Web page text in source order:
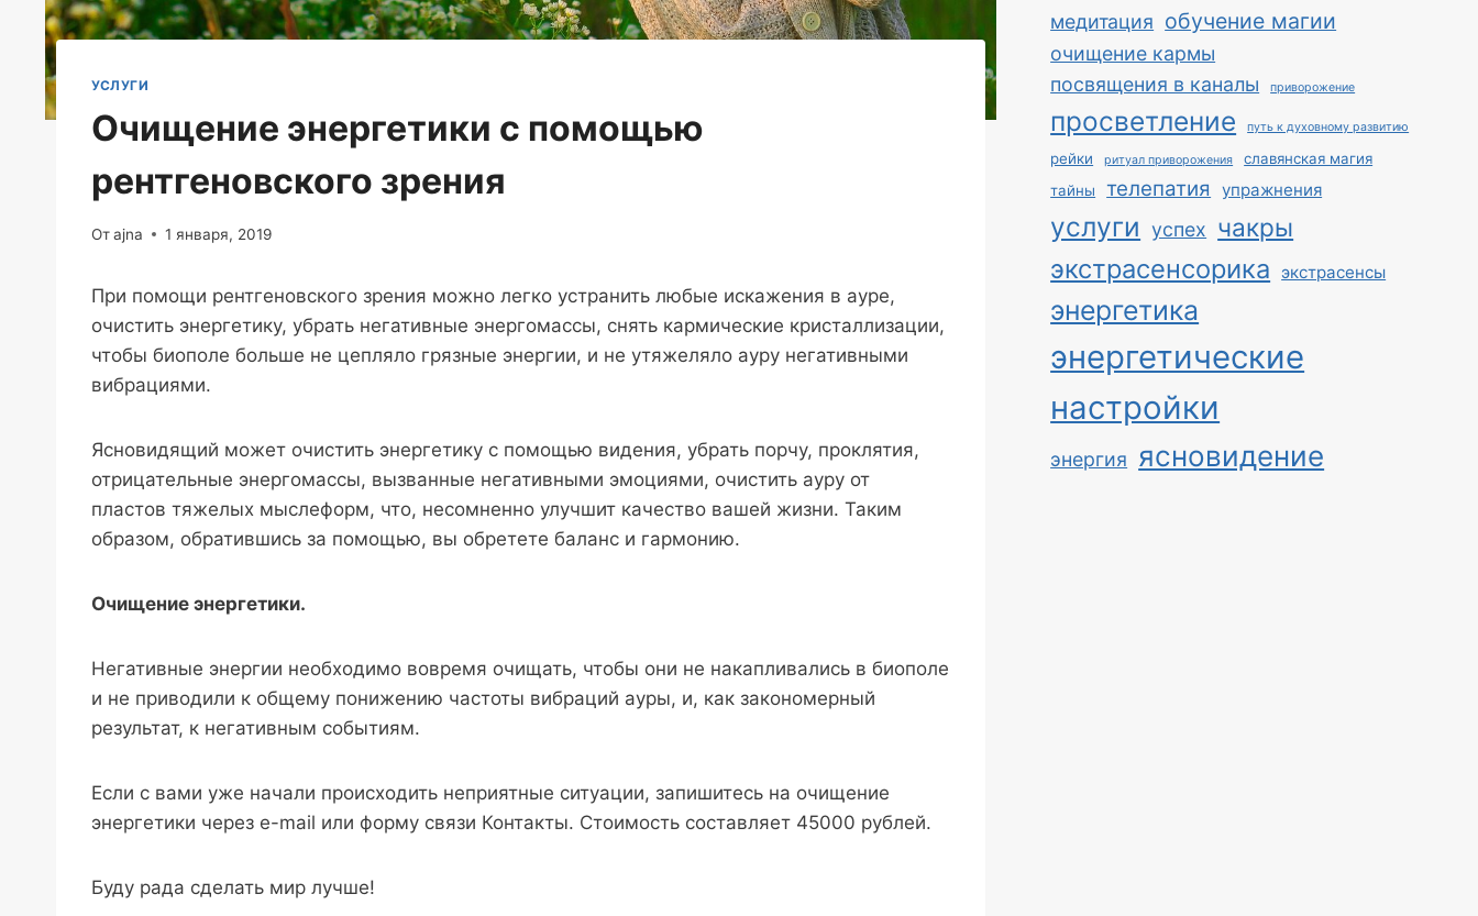
УСЛУГИ
Очищение энергетики с помощью
рентгеновского зрения
Отajna 1 января, 2019
При помощи рентгеновского зрения можно легко устранить любые искажения в ауре,
очистить энергетику, убрать негативные энергомассы, снять кармические кристаллизации,
чтобы биополе больше не цепляло грязные энергии, и не утяжеляло ауру негативными
вибрациями.
Ясновидящий может очистить энергетику с помощью видения, убрать порчу, проклятия,
отрицательные энергомассы, вызванные негативными эмоциями, очистить ауру от
пластов тяжелых мыслеформ, что, несомненно улучшит качество вашей жизни. Таким
образом, обратившись за помощью, вы обретете баланс и гармонию.
Очищение энергетики.
Негативные энергии необходимо вовремя очищать, чтобы они не накапливались в биополе
и не приводили к общему понижению частоты вибраций ауры, и, как закономерный
результат, к негативным событиям.
Если с вами уже начали происходить неприятные ситуации, запишитесь на очищение
энергетики через e-mail или форму связи Контакты. Стоимость составляет 45000 рублей.
Буду рада сделать мир лучше!
медитация обучение магии
очищение кармы
посвящения в каналы
приворожение
просветление путь к духовному развитию
рейки ритуал приворожения
славянская магия
тайны
телепатия упражнения
услуги успех чакры
экстрасенсорика экстрасенсы
энергетика
энергетические
настройки
энергия ясновидение